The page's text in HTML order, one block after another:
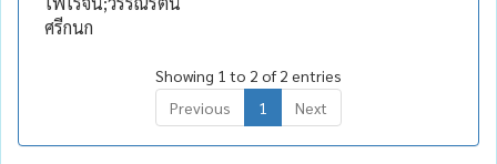
ศรีกนก
Showing 1 to 2 of 2 entries
Previous
1 Next